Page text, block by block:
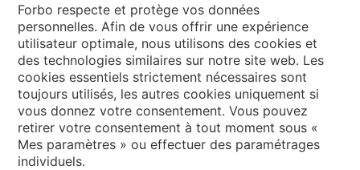
Sélectionnez un pays
Sélectionnez votre pays
Forbo respecte et protège vos données
personnelles. Afin de vous offrir une expérience
utilisateur optimale, nous utilisons des cookies et
des technologies similaires sur notre site web. Les
cookies essentiels strictement nécessaires sont
toujours utilisés, les autres cookies uniquement si
vous donnez votre consentement. Vous pouvez
retirer votre consentement à tout moment sous «
Mes paramètres » ou effectuer des paramétrages
individuels.